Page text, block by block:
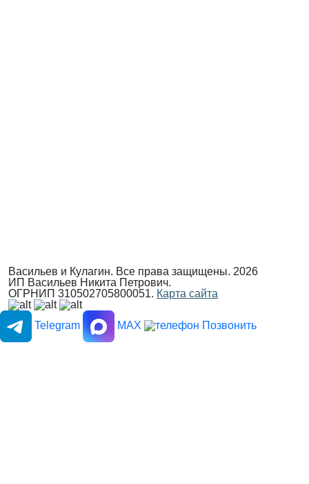
Васильев и Кулагин. Все права защищены. 2026
ИП Васильев Никита Петрович.
ОГРНИП 310502705800051. Карта сайта
Telegram MAX Позвонить